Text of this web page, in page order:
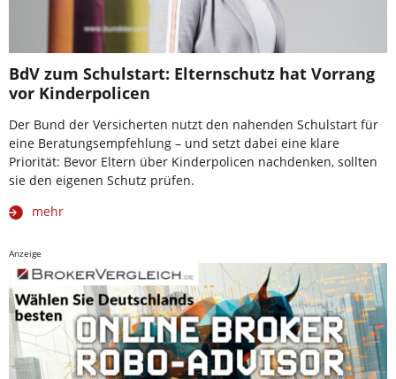
BdV zum Schulstart: Elternschutz hat Vorrang
vor Kinderpolicen
Der Bund der Versicherten nutzt den nahenden Schulstart für
eine Beratungsempfehlung – und setzt dabei eine klare
Priorität: Bevor Eltern über Kinderpolicen nachdenken, sollten
sie den eigenen Schutz prüfen.
mehr
Anzeige